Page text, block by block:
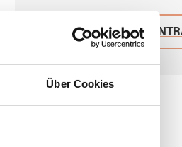
Über Cookies
ZUGANG